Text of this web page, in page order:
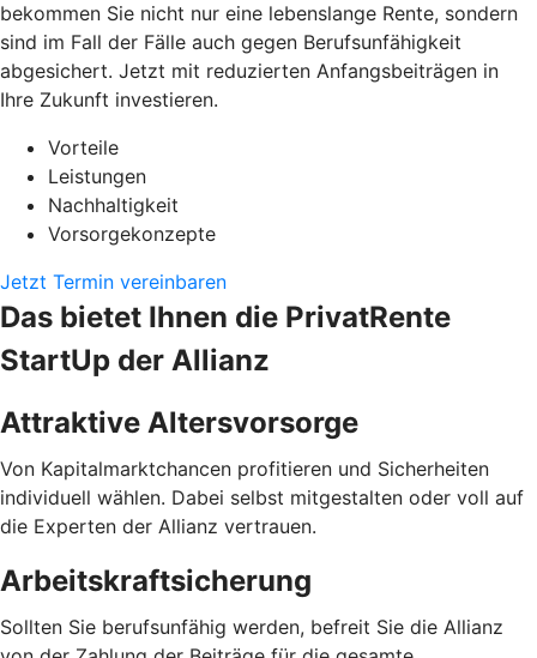
bekommen Sie nicht nur eine lebenslange Rente, sondern
sind im Fall der Fälle auch gegen Berufsunfähigkeit
abgesichert. Jetzt mit reduzierten Anfangsbeiträgen in
Ihre Zukunft investieren.
Vorteile
Leistungen
Nachhaltigkeit
Vorsorgekonzepte
Jetzt Termin vereinbaren
Das bietet Ihnen die PrivatRente
StartUp der Allianz
Attraktive Altersvorsorge
Von Kapitalmarktchancen profitieren und Sicherheiten
individuell wählen. Dabei selbst mitgestalten oder voll auf
die Experten der Allianz vertrauen.
Arbeitskraftsicherung
Sollten Sie berufsunfähig werden, befreit Sie die Allianz